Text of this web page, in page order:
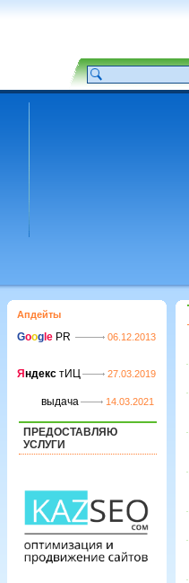
Апдейты
Goog le PR 06.12.2013
Я ндекс тИЦ 27.03.2019
выдача 14.03.2021
ПРЕДОСТАВЛЯЮ
УСЛУГИ